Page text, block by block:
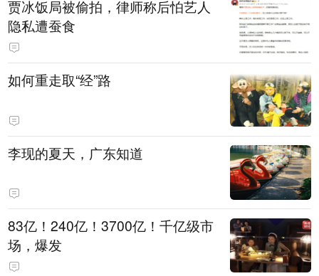
贾冰饭局被偷拍，律师称后怕艺人
隐私遭蚕食
如何重走取“经”路
李现的夏天，广东知道
83亿！240亿！3700亿！千亿级市
场，爆发